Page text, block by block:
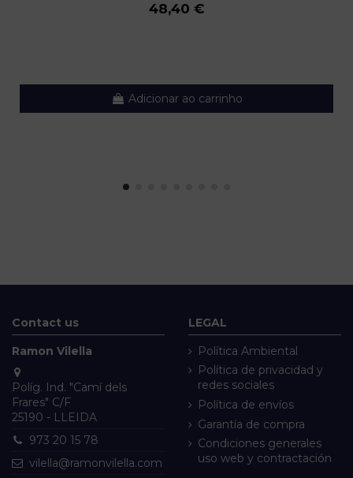
48,40 €
Adicionar ao carrinho
Contact us
Ramon Vilella
Políg. Ind. "Camí dels
Frares" C/F
25190 - LLEIDA
973 20 15 78
vilella@ramonvilella.com
LEGAL
Política Ambiental
Política de privacidad y
redes sociales
Política de envíos
Garantía de compra
Condiciones generales
uso web y contractación